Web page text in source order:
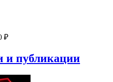
₽
и публикации